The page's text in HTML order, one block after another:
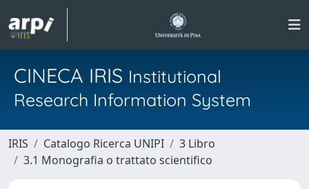
CINECA IRIS Institutional
Research Information System
IRIS Catalogo Ricerca UNIPI
3 Libro
3.1 Monografia o trattato scientifico